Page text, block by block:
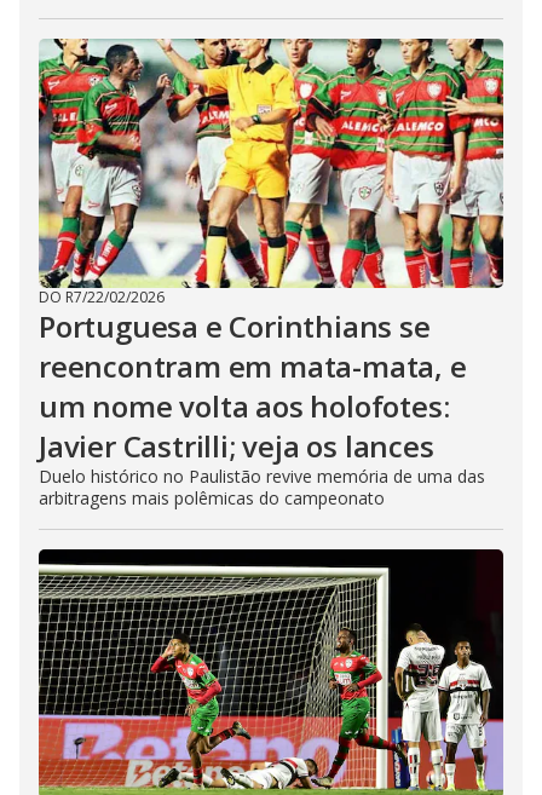
DO R7/22/02/2026
Portuguesa e Corinthians se
reencontram em mata-mata, e
um nome volta aos holofotes:
Javier Castrilli; veja os lances
Duelo histórico no Paulistão revive memória de uma das
arbitragens mais polêmicas do campeonato